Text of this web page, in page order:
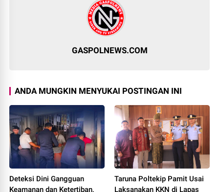
GASPOLNEWS.COM
ANDA MUNGKIN MENYUKAI POSTINGAN INI
Deteksi Dini Gangguan
Keamanan dan Ketertiban,
Taruna Poltekip Pamit Usai
Laksanakan KKN di Lapas